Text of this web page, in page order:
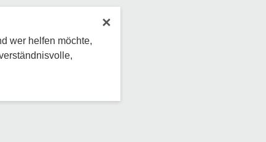
×
wer helfen möchte,